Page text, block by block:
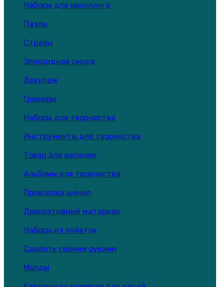
Наборы для квиллинга
Пазлы
Стразы
Эпоксидная смола
Декупаж
Гравюры
Наборы для творчества
Инструменты для творчества
Товар для валяния
Альбомы для творчества
Проволока шенил
Декоративный материал
Наборы из пайеток
Сделать своими руками
Молды